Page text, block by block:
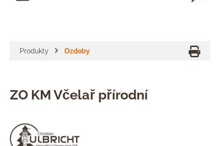
Produkty Ozdoby
ZO KM Včelař přírodní